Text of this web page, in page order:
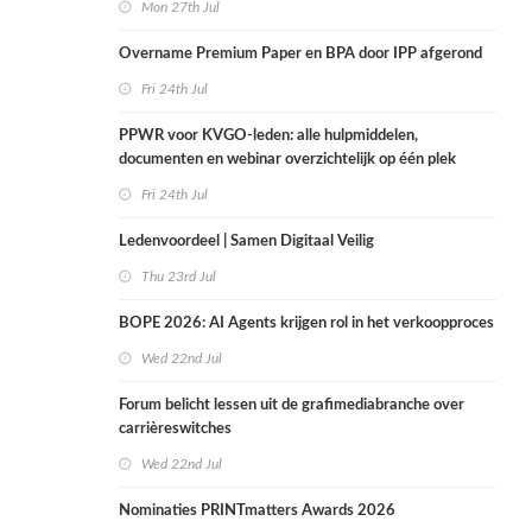
Mon 27th Jul
Overname Premium Paper en BPA door IPP afgerond
Fri 24th Jul
PPWR voor KVGO-leden: alle hulpmiddelen,
documenten en webinar overzichtelijk op één plek
Fri 24th Jul
Ledenvoordeel | Samen Digitaal Veilig
Thu 23rd Jul
BOPE 2026: AI Agents krijgen rol in het verkoopproces
Wed 22nd Jul
Forum belicht lessen uit de grafimediabranche over
carrièreswitches
Wed 22nd Jul
Nominaties PRINTmatters Awards 2026